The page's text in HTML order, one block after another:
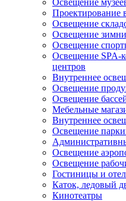
Освещение
Проектирование
Освещение
Освещение
Освещение
Освещение SPA-
центров
Внутреннее
Освещение
Освещение
Мебельные
Внутреннее
Освещение
Освещение
Освещение
Гостиницы и
Каток, ледовый
Кинотеатры